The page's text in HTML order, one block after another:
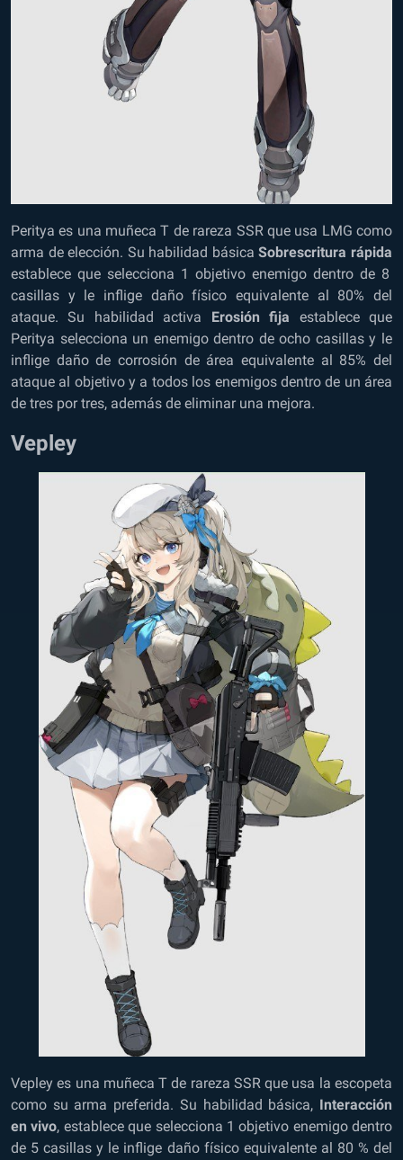
Peritya es una muñeca T de rareza SSR que usa LMG como
arma de elección. Su habilidad básicaSobrescritura rápida
establece que selecciona 1 objetivo enemigo dentro de 8
casillas y le inflige daño físico equivalente al 80% del
ataque. Su habilidad activa Erosión fija establece que
Peritya selecciona un enemigo dentro de ocho casillas y le
inflige daño de corrosión de área equivalente al 85% del
ataque al objetivo y a todos los enemigos dentro de un área
de tres por tres, además de eliminar una mejora.
Vepley
Vepley es una muñeca T de rareza SSR que usa la escopeta
como su arma preferida. Su habilidad básica, Interacción
en vivo, establece que selecciona 1 objetivo enemigo dentro
de 5 casillas y le inflige daño físico equivalente al 80 % del